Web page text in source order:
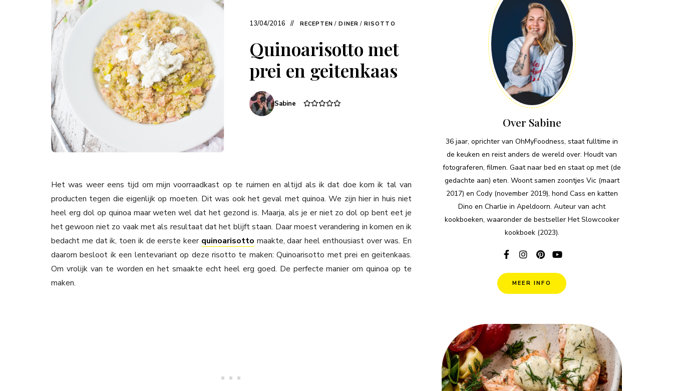
13/04/2016 RECEPTEN / DINER / RISOTTO
Quinoarisotto met
prei en geitenkaas
Sabine
Het was weer eens tijd om mijn voorraadkast op te ruimen en altijd als ik dat doe kom ik tal van
producten tegen die eigenlijk op moeten. Dit was ook het geval met quinoa. We zijn hier in huis niet
heel erg dol op quinoa maar weten wel dat het gezond is. Maarja, als je er niet zo dol op bent eet je
het gewoon niet zo vaak met als resultaat dat het blijft staan. Daar moest verandering in komen en ik
bedacht me dat ik, toen ik de eerste keer quinoarisotto maakte, daar heel enthousiast over was. En
daarom besloot ik een lentevariant op deze risotto te maken: Quinoarisotto met prei en geitenkaas.
Om vrolijk van te worden en het smaakte echt heel erg goed. De perfecte manier om quinoa op te
maken.
Over Sabine
36 jaar, oprichter van OhMyFoodness, staat fulltime in
de keuken en reist anders de wereld over. Houdt van
fotograferen, filmen. Gaat naar bed en staat op met (de
gedachte aan) eten. Woont samen zoontjes Vic (maart
2017) en Cody (november 2019), hond Cass en katten
Dino en Charlie in Apeldoorn. Auteur van acht
kookboeken, waaronder de bestseller Het Slowcooker
kookboek (2023).
MEER INFO